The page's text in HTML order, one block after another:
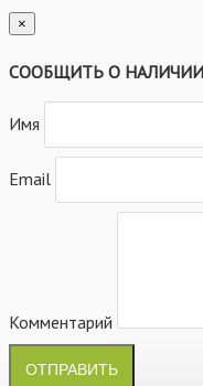
×
СООБЩИТЬ О НАЛИЧИИ
Имя
Email
Комментарий
ОТПРАВИТЬ